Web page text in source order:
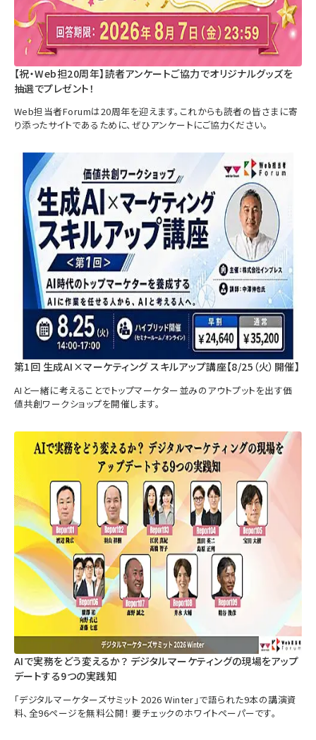
【祝・Web担20周年】読者アンケートご協力でオリジナルグッズを
抽選でプレゼント！
Web担当者Forumは20周年を迎えます。これからも読者の皆さまに寄
り添ったサイトであるために、ぜひアンケートにご協力ください。
第1回 生成AI×マーケティング スキルアップ講座【8/25（火）開催】
AIと一緒に考えることでトップマーケター並みのアウトプットを出す価
値共創ワークショップを開催します。
AIで実務をどう変えるか？ デジタルマーケティングの現場をアップ
デートする9つの実践知
「デジタルマーケターズサミット 2026 Winter」で語られた9本の講演資
料、全96ページを無料公開！ 要チェックのホワイトペーパーです。